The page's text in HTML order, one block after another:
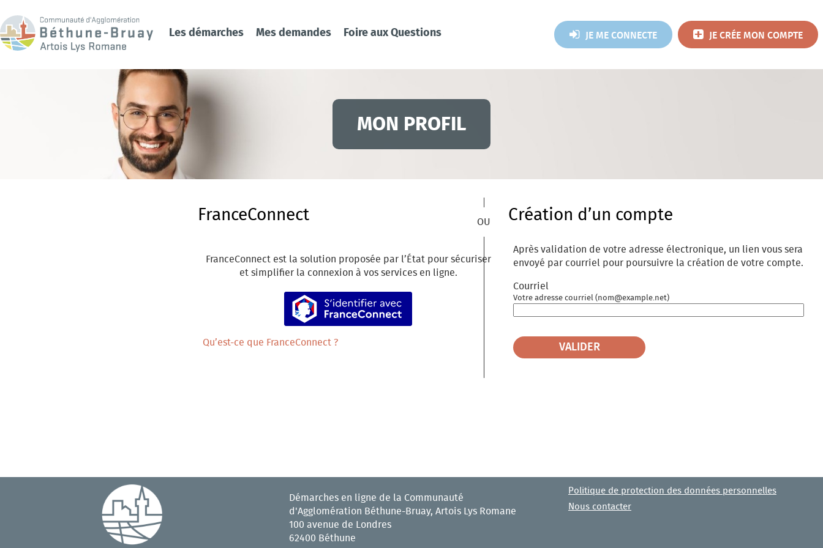
Les démarches Mes demandes Foire aux Questions JE ME CONNECTE JE CRÉE MON COMPTE
MON PROFIL
FranceConnect
FranceConnect est la solution proposée par l’État pour sécuriser
et simplifier la connexion à vos services en ligne.
S’identifier avec FranceConnect
Qu’est-ce que FranceConnect ?
Création d’un compte
Après validation de votre adresse électronique, un lien vous sera
envoyé par courriel pour poursuivre la création de votre compte.
Courriel
Votre adresse courriel (nom@example.net)
VALIDER
Démarches en ligne de la Communauté
d'Agglomération Béthune-Bruay, Artois Lys Romane
100 avenue de Londres
62400 Béthune
Politique de protection des données personnelles
Nous contacter